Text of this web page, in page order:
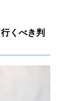
くべき判